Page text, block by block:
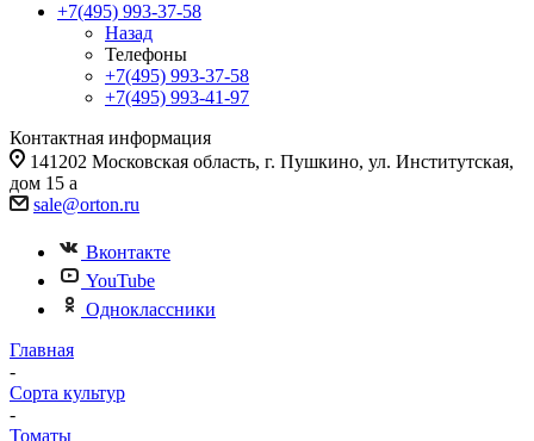
+7(495) 993-37-58
Назад
Телефоны
+7(495) 993-37-58
+7(495) 993-41-97
Контактная информация
141202 Московская область, г. Пушкино, ул. Институтская,
дом 15 а
sale@orton.ru
Вконтакте
YouTube
Одноклассники
Главная
-
Сорта культур
-
Томаты